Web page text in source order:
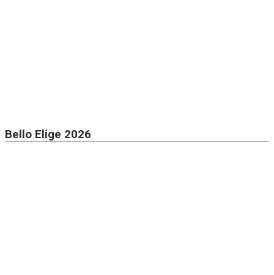
Bello Elige 2026